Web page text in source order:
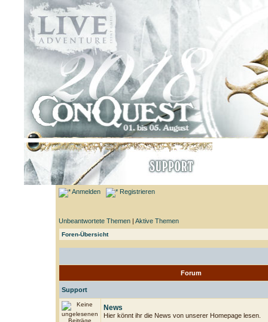
Anmelden Registrieren
Unbeantwortete Themen | Aktive Themen
Foren-Übersicht
Forum
Support
News
Hier könnt ihr die News von unserer Homepage lesen.